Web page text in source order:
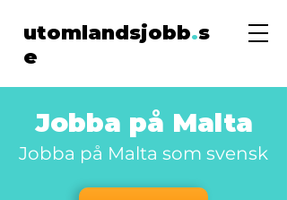
utomlandsjobb.s
e
Jobba på Malta
Jobba på Malta som svensk